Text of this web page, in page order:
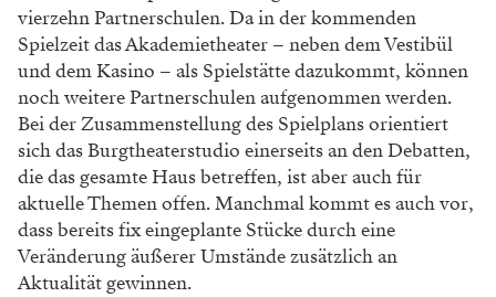
vierzehn Partnerschulen. Da in der kommenden
Spielzeit das ­Akademietheater – neben dem Vestibül
und dem Kasino – als Spielstätte dazukommt, können
noch weitere Partnerschulen aufgenommen werden.
Bei der Zusammenstellung des Spielplans orientiert
sich das Burgtheaterstudio einerseits an den Debatten,
die das gesamte Haus betreffen, ist aber auch für
aktuelle Themen offen. Manchmal kommt es auch vor,
dass bereits fix ein­geplante Stücke durch eine
Veränderung äußerer Umstände zusätzlich an
Aktualität gewinnen.